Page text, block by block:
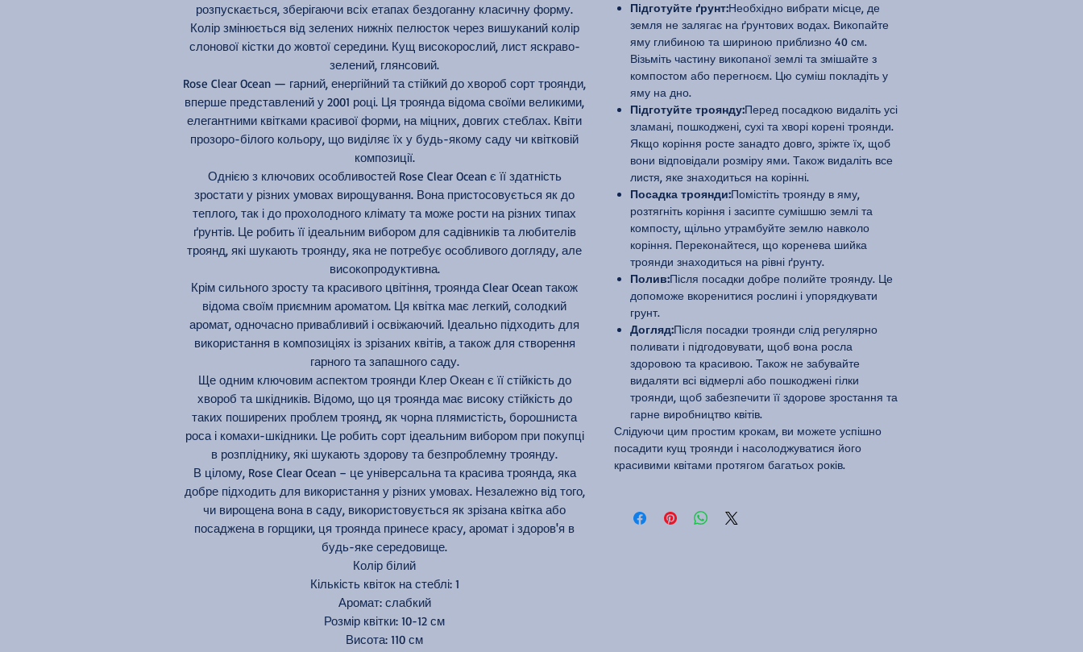
розпускається, зберігаючи всіх етапах бездоганну класичну форму.
Колір змінюється від зелених нижніх пелюсток через вишуканий колір
слонової кістки до жовтої середини. Кущ високорослий, лист яскраво-
зелений, глянсовий.
Rose Clear Ocean — гарний, енергійний та стійкий до хвороб сорт троянди,
вперше представлений у 2001 році. Ця троянда відома своїми великими,
елегантними квітками красивої форми, на міцних, довгих стеблах. Квіти
прозоро-білого кольору, що виділяє їх у будь-якому саду чи квітковій
композиції.
Однією з ключових особливостей Rose Clear Ocean є її здатність
зростати у різних умовах вирощування. Вона пристосовується як до
теплого, так і до прохолодного клімату та може рости на різних типах
ґрунтів. Це робить її ідеальним вибором для садівників та любителів
троянд, які шукають троянду, яка не потребує особливого догляду, але
високопродуктивна.
Крім сильного зросту та красивого цвітіння, троянда Clear Ocean також
відома своїм приємним ароматом. Ця квітка має легкий, солодкий
аромат, одночасно привабливий і освіжаючий. Ідеально підходить для
використання в композиціях із зрізаних квітів, а також для створення
гарного та запашного саду.
Ще одним ключовим аспектом троянди Клер Океан є її стійкість до
хвороб та шкідників. Відомо, що ця троянда має високу стійкість до
таких поширених проблем троянд, як чорна плямистість, борошниста
роса і комахи-шкідники. Це робить сорт ідеальним вибором при покупці
в розпліднику, які шукають здорову та безпроблемну троянду.
В цілому, Rose Clear Ocean – це універсальна та красива троянда, яка
добре підходить для використання у різних умовах. Незалежно від того,
чи вирощена вона в саду, використовується як зрізана квітка або
посаджена в горщики, ця троянда принесе красу, аромат і здоров'я в
будь-яке середовище.
Колір білий
Кількість квіток на стеблі: 1
Аромат: слабкий
Розмір квітки: 10-12 см
Висота: 110 см
Підготуйте ґрунт:Необхідно вибрати місце, де
земля не залягає на ґрунтових водах. Викопайте
яму глибиною та шириною приблизно 40 см.
Візьміть частину викопаної землі та змішайте з
компостом або перегноєм. Цю суміш покладіть у
яму на дно.
Підготуйте троянду:Перед посадкою видаліть усі
зламані, пошкоджені, сухі та хворі корені троянди.
Якщо коріння росте занадто довго, зріжте їх, щоб
вони відповідали розміру ями. Також видаліть все
листя, яке знаходиться на корінні.
Посадка троянди:Помістіть троянду в яму,
розтягніть коріння і засипте сумішшю землі та
компосту, щільно утрамбуйте землю навколо
коріння. Переконайтеся, що коренева шийка
троянди знаходиться на рівні ґрунту.
Полив:Після посадки добре полийте троянду. Це
допоможе вкоренитися рослині і упорядкувати
грунт.
Догляд:Після посадки троянди слід регулярно
поливати і підгодовувати, щоб вона росла
здоровою та красивою. Також не забувайте
видаляти всі відмерлі або пошкоджені гілки
троянди, щоб забезпечити її здорове зростання та
гарне виробництво квітів.
Слідуючи цим простим крокам, ви можете успішно
посадити кущ троянди і насолоджуватися його
красивими квітами протягом багатьох років.